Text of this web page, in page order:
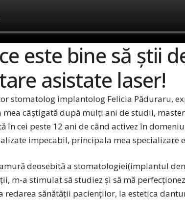
este bine să știi
asistate laser!
stomatolog implantolog Felicia Păduraru,
câștigată după mulți ani de studii,
în cei peste 12 ani de când activez în
impecabil, principala mea
deosebită a stomatologiei(implantul
m-a stimulat să studiez și să mă
redarea sănătății pacienților, la estetica